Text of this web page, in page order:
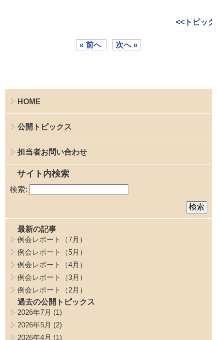
<<トピッ
« 前へ 次へ »
HOME
公開トピックス
担当者お問い合わせ
サイト内検索
検索:
最新の記事
例会レポート（7月）
例会レポート（5月）
例会レポート（4月）
例会レポート（3月）
例会レポート（2月）
過去の公開トピックス
2026年7月 (1)
2026年5月 (2)
2026年4月 (1)